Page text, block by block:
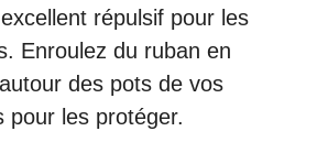
répulsif pour les
Enroulez du ruban en
des pots de vos
pour les protéger.